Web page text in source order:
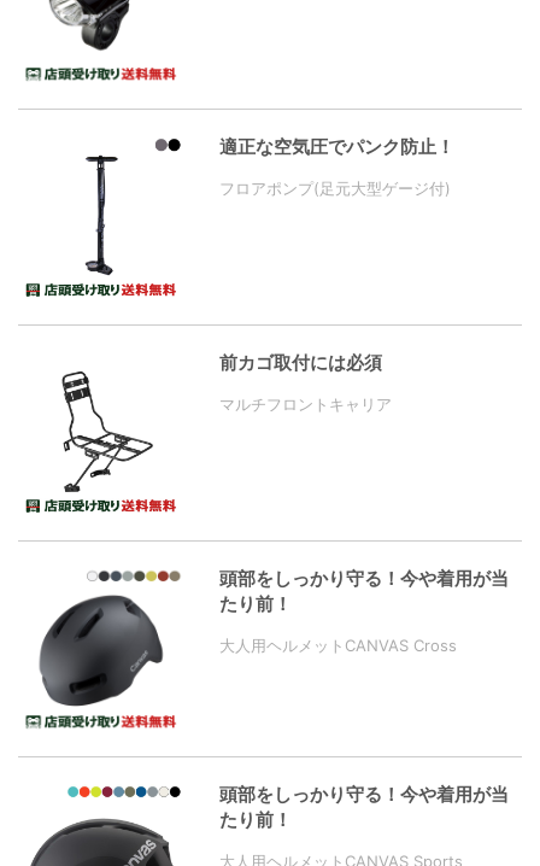
適正な空気圧でパンク防止！
フロアポンプ(足元大型ゲージ付)
前カゴ取付には必須
マルチフロントキャリア
頭部をしっかり守る！今や着用が当
たり前！
大人用ヘルメットCANVAS Cross
頭部をしっかり守る！今や着用が当
たり前！
大人用ヘルメットCANVAS Sports